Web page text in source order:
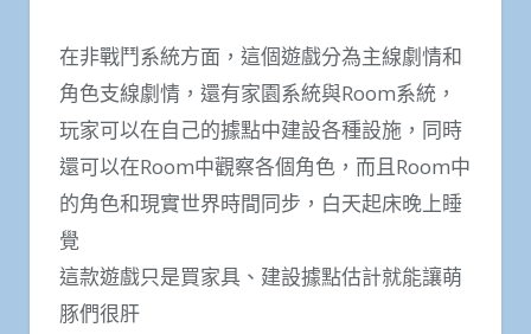
在非戰鬥系統方面，這個遊戲分為主線劇情和
角色支線劇情，還有家園系統與Room系統，
玩家可以在自己的據點中建設各種設施，同時
還可以在Room中觀察各個角色，而且Room中
的角色和現實世界時間同步，白天起床晚上睡
覺
這款遊戲只是買家具、建設據點估計就能讓萌
豚們很肝